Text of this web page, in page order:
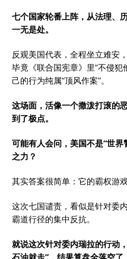
七个国家轮番上阵，从法理、
一无是处。
反观美国代表，全程坐立难安
毕竟《联合国宪章》里“不侵犯
己的行为纯属“顶风作案”。
这场面，活像一个撒泼打滚的
到了极点。
可能有人会问，美国不是“世
之力？
其实答案很简单：它的霸权游
这次七国谴责，看似是针对委
霸道行径的集中反抗。
就说这次针对委内瑞拉的行动